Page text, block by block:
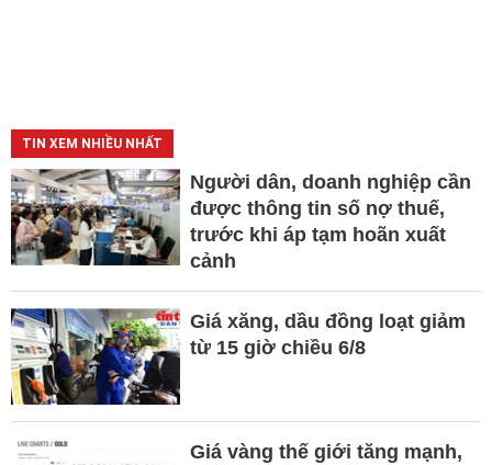
TIN XEM NHIỀU NHẤT
Người dân, doanh nghiệp cần
được thông tin số nợ thuế,
trước khi áp tạm hoãn xuất
cảnh
Giá xăng, dầu đồng loạt giảm
từ 15 giờ chiều 6/8
Giá vàng thế giới tăng mạnh,